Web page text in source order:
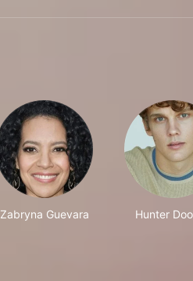
Zabryna Guevara Hunter